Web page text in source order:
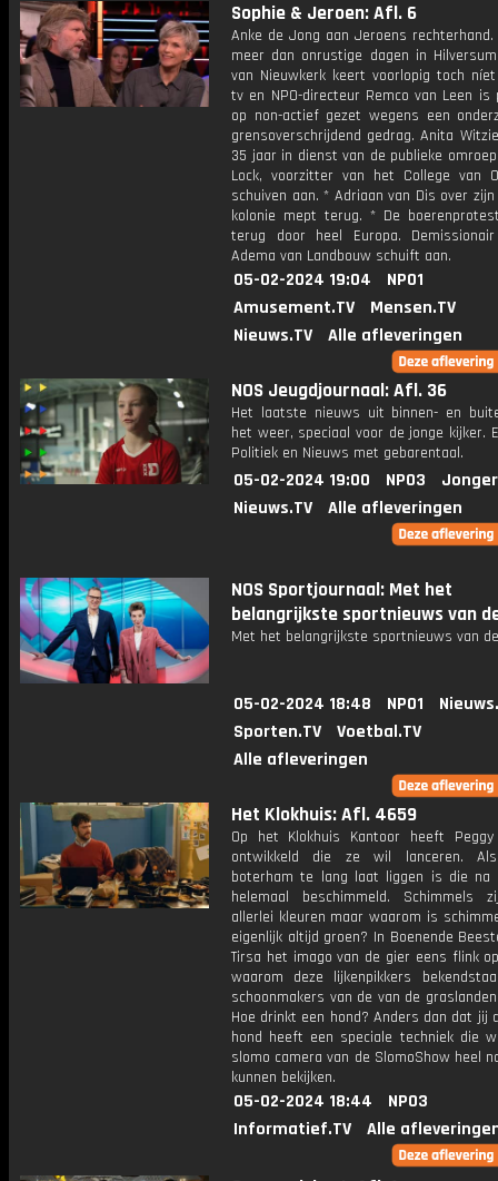
Sophie & Jeroen: Afl. 6
Anke de Jong aan Jeroens
meer dan onrustige dagen in
van Nieuwkerk keert voorlopig toch
tv en NPO-directeur Remco van Leen is
op non-actief gezet wegens een
grensoverschrijdend gedrag. Anita
35 jaar in dienst van de publieke
Lock, voorzitter van het College van
schuiven aan. * Adriaan van Dis over
kolonie mept terug. * De
terug door heel Europa.
Adema van Landbouw schuift aan.
05-02-2024 19:04
NPO1
Amusement.TV
Mensen.TV
Nieuws.TV
Alle afleveringen
NOS Jeugdjournaal: Afl. 36
Het laatste nieuws uit binnen- en
het weer, speciaal voor de jonge kijker.
Politiek en Nieuws met gebarentaal.
05-02-2024 19:00 NPO3
Nieuws.TV
Alle afleveringen
NOS Sportjournaal: Met het
belangrijkste sportnieuws van
Met het belangrijkste sportnieuws van
05-02-2024 18:48 NPO1
Sporten.TV
Voetbal.TV
Alle afleveringen
Het Klokhuis: Afl. 4659
Op het Klokhuis Kantoor heeft
ontwikkeld die ze wil lanceren.
boterham te lang laat liggen is die na
helemaal beschimmeld. Schimmels
allerlei kleuren maar waarom is
eigenlijk altijd groen? In Boenende
Tirsa het imago van de gier eens flink
waarom deze lijkenpikkers
schoonmakers van de van de
Hoe drinkt een hond? Anders dan dat jij
hond heeft een speciale techniek die
slomo camera van de SlomoShow heel
kunnen bekijken.
05-02-2024 18:44
NPO3
Informatief.TV
Alle